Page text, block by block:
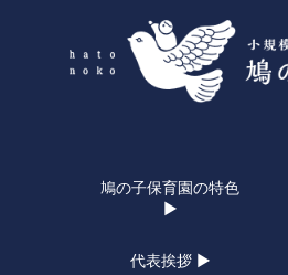
鳩の子保育園の特色
▶
代表挨拶 ▶